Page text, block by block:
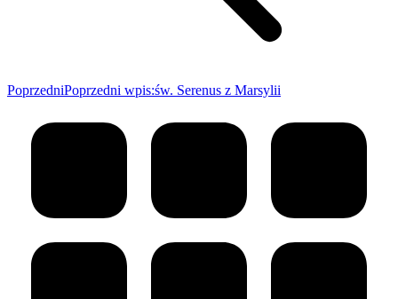
PoprzedniPoprzedni wpis:św. Serenus z Marsylii